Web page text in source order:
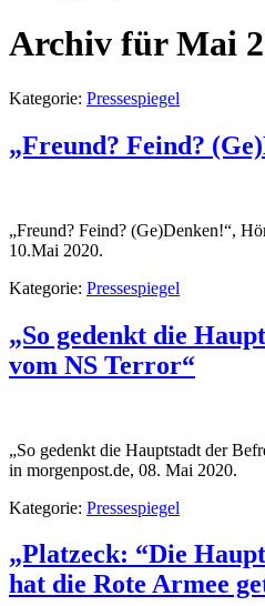
Archiv für Mai
Kategorie: Pressespiegel
„Freund? Feind?
„Freund? Feind? (Ge)Denken!“,
10.Mai 2020.
Kategorie: Pressespiegel
„So gedenkt die
vom NS Terror“
„So gedenkt die Hauptstadt der
in morgenpost.de, 08. Mai 2020.
Kategorie: Pressespiegel
„Platzeck: “Die
hat die Rote Armee